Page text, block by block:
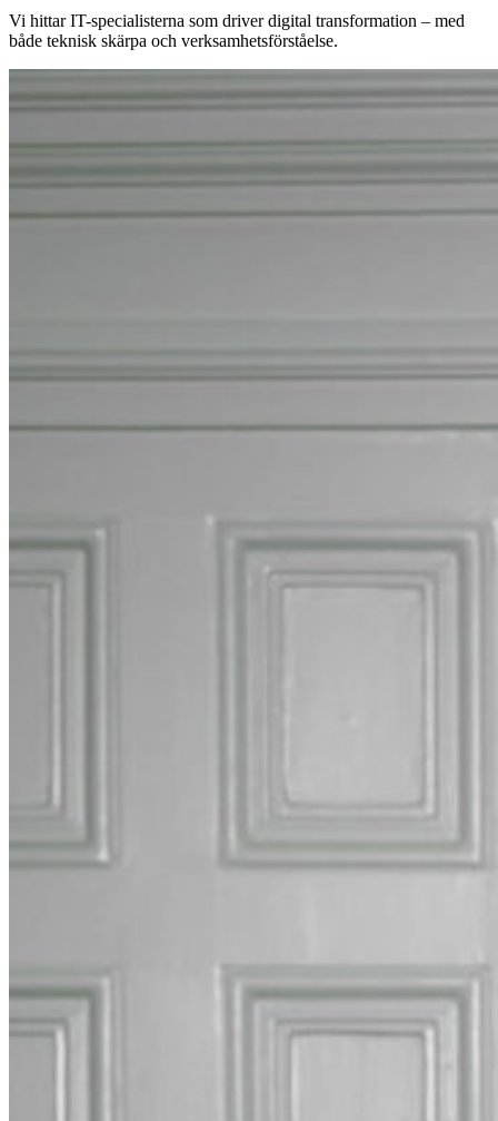
Vi hittar IT-specialisterna som driver digital transformation – med
både teknisk skärpa och verksamhetsförståelse.